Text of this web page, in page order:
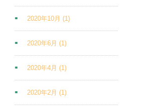
2020年10月(1)
2020年6月(1)
2020年4月(1)
2020年2月(1)